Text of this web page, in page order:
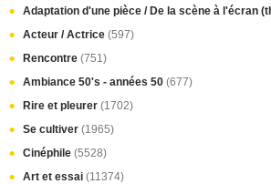
Adaptation d'une pièce / De la scène à l'écran
Acteur / Actrice (597)
Rencontre (751)
Ambiance 50's - années 50 (677)
Rire et pleurer (1702)
Se cultiver (1965)
Cinéphile (5528)
Art et essai (11374)